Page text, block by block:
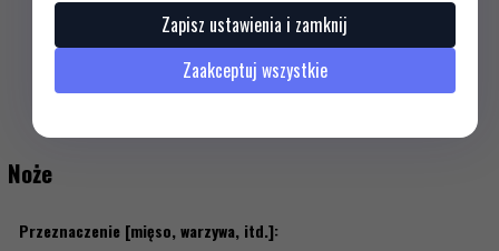
Dane techniczne
Noże
Przeznaczenie [mięso, warzywa, itd.]:
Zapisz ustawienia i zamknij
Zaakceptuj wszystkie